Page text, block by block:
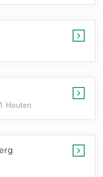
Houten